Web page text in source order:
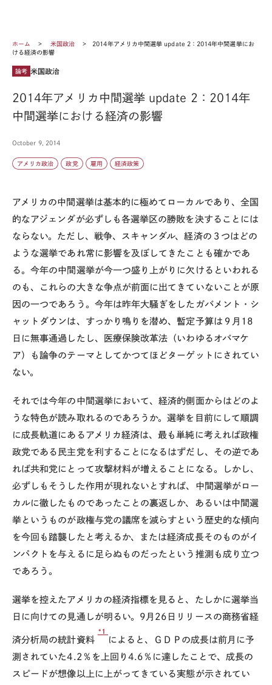
ホーム 米国政治
2014年アメリカ中間選挙 update 2：2014年中間選挙にお
ける経済の影響
論考 米国政治
2014年アメリカ中間選挙 update 2：2014年
中間選挙における経済の影響
October 9, 2014
アメリカ政治 政党 雇用 経済政策
アメリカの中間選挙は基本的に極めてローカルであり、全国
的なアジェンダが必ずしも各選挙区の勝敗を決することには
ならない。ただし、戦争、スキャンダル、経済の３つはどの
ような選挙であれ常に影響を及ぼしてきたことも確かであ
る。今年の中間選挙が今一つ盛り上がりに欠けるといわれる
のも、これらの大きな争点が前面に出てきていないことが原
因の一つであろう。今年は昨年大騒ぎをしたガバメント・シ
ャットダウンは、すっかり鳴りを潜め、暫定予算は９月18
日に無事通過したし、医療保険改革法（いわゆるオバマケ
ア）も論争のテーマとしてかつてほどターゲットにされてい
ない。
それでは今年の中間選挙において、経済的側面からはどのよ
うな特色が読み取れるのであろうか。選挙を目前にして順調
に成長軌道にあるアメリカ経済は、最も単純に考えれば政権
政党である民主党を利することになるはずだし、その逆であ
れば共和党にとって攻撃材料が増えることになる。しかし、
必ずしもそうした作用が現れないとすれば、中間選挙がロー
カルに徹したものであったことの裏返しか、あるいは中間選
挙というものが政権与党の議席を減らすという歴史的な傾向
を今回も踏襲したと考えるか、または経済成長そのものがイ
ンパクトを与えるに足らぬものだったという推測も成り立つ
であろう。
選挙を控えたアメリカの経済指標を見ると、たしかに選挙当
日に向けての見通しが明るい。9月26日リリースの商務省経
済分析局の統計資料
*1
によると、ＧＤＰの成長は前月に予
測されていた4.2％を上回り4.6％に達したことで、成長の
スピードが想像以上に上がってきている実態が示されてい